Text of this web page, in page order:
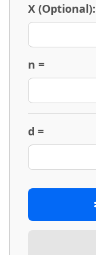
X (Optional):
n =
d =